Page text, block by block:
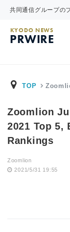
共同通信グループの
KYODO NEWS
PRWIRE
TOP
Zoomlion
2021 Top 5,
Rankings
Zoomlion
2021/5/31 19:55